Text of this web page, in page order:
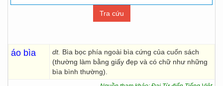
áo bìa dt. Bìa bọc phía ngoài bìa cứng của cuốn sách
(thường làm bằng giấy đẹp và có chữ như những
bìa bình thường).